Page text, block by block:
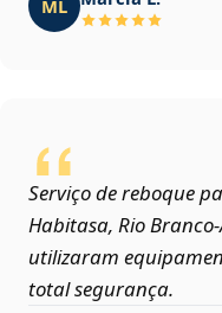
ML
Serviço de reboque
Habitasa, Rio
utilizaram
total segurança.